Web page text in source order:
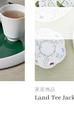
家居饰品
Land Tee